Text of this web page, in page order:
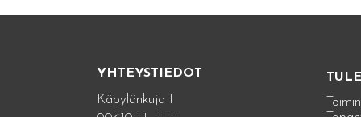
YHTEYSTIEDOT
Käpylänkuja 1